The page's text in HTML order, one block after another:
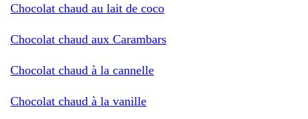
Chocolat chaud au lait de coco
Chocolat chaud aux Carambars
Chocolat chaud à la cannelle
Chocolat chaud à la vanille